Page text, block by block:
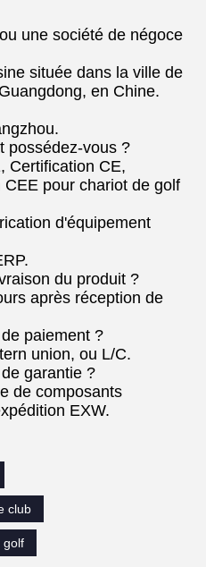
une société de négoce
située dans la ville de
en Chine.
possédez-vous ?
Certification CE,
pour chariot de golf
d'équipement
du produit ?
après réception de
paiement ?
union, ou L/C.
garantie ?
de composants
EXW.
club
golf